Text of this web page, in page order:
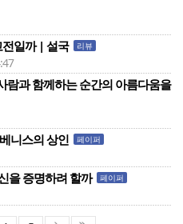
전일까 | 설국 리뷰
람과 함께하는 순간의 아름다움을
니스의 상인 페이퍼
을 증명하려 할까 페이퍼